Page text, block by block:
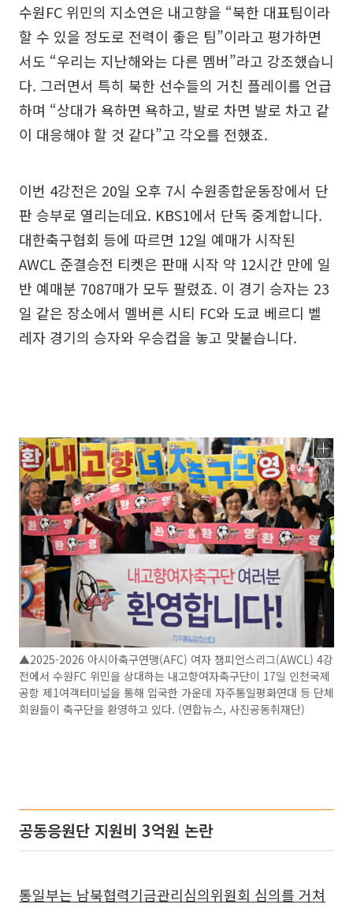
수원FC 위민의 지소연은 내고향을 “북한 대표팀이라
할 수 있을 정도로 전력이 좋은 팀”이라고 평가하면
서도 “우리는 지난해와는 다른 멤버”라고 강조했습니
다. 그러면서 특히 북한 선수들의 거친 플레이를 언급
하며 “상대가 욕하면 욕하고, 발로 차면 발로 차고 같
이 대응해야 할 것 같다”고 각오를 전했죠.
이번 4강전은 20일 오후 7시 수원종합운동장에서 단
판 승부로 열리는데요. KBS1에서 단독 중계합니다.
대한축구협회 등에 따르면 12일 예매가 시작된
AWCL 준결승전 티켓은 판매 시작 약 12시간 만에 일
반 예매분 7087매가 모두 팔렸죠. 이 경기 승자는 23
일 같은 장소에서 멜버른 시티 FC와 도쿄 베르디 벨
레자 경기의 승자와 우승컵을 놓고 맞붙습니다.
▲2025-2026 아시아축구연맹(AFC) 여자 챔피언스리그(AWCL) 4강
전에서 수원FC 위민을 상대하는 내고향여자축구단이 17일 인천국제
공항 제1여객터미널을 통해 입국한 가운데 자주통일평화연대 등 단체
회원들이 축구단을 환영하고 있다. (연합뉴스, 사진공동취재단)
공동응원단 지원비 3억원 논란
통일부는 남북협력기금관리심의위원회 심의를 거쳐